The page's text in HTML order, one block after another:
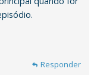
Responder
Responder